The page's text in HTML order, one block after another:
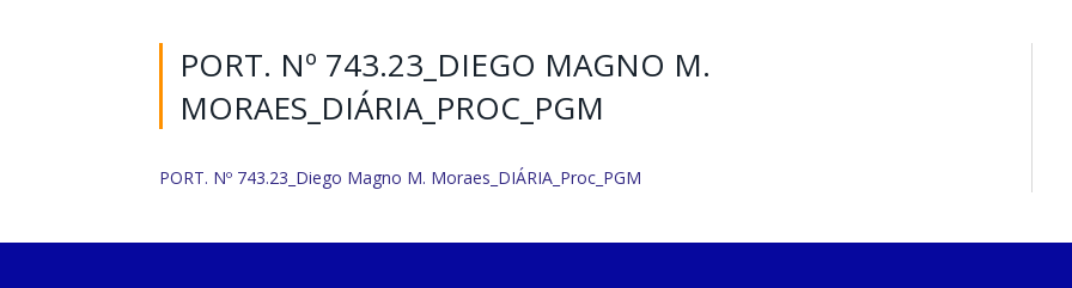
PORT. Nº 743.23_DIEGO MAGNO M.
MORAES_DIÁRIA_PROC_PGM
PORT. Nº 743.23_Diego Magno M. Moraes_DIÁRIA_Proc_PGM